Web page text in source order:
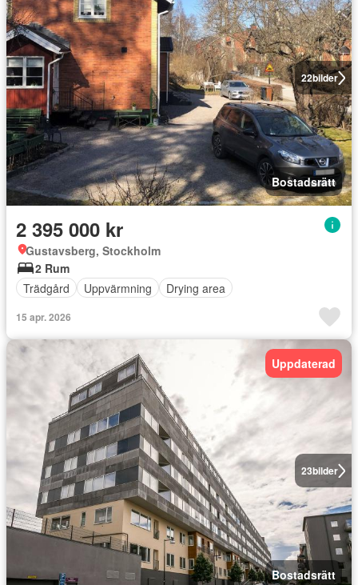
22bilder
Bostadsrätt
2 395 000 kr
Gustavsberg, Stockholm
2 Rum
Trädgård
Uppvärmning Drying area
15 apr. 2026
23bilder
Uppdaterad
Bostadsrätt